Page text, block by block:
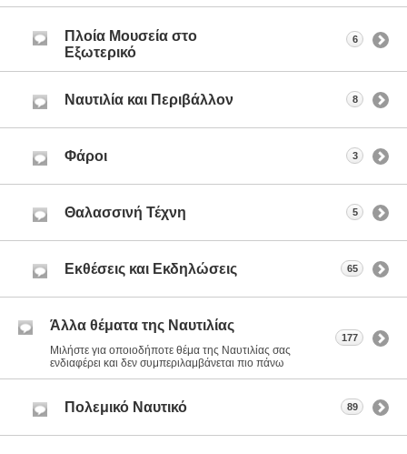
Πλοία Μουσεία στο
Εξωτερικό
6
Ναυτιλία και Περιβάλλον 8
Φάροι 3
Θαλασσινή Τέχνη 5
Εκθέσεις και Εκδηλώσεις 65
Άλλα θέματα της Ναυτιλίας
Μιλήστε για οποιοδήποτε θέμα της Ναυτιλίας σας
ενδιαφέρει και δεν συμπεριλαμβάνεται πιο πάνω
177
Πολεμικό Ναυτικό 89